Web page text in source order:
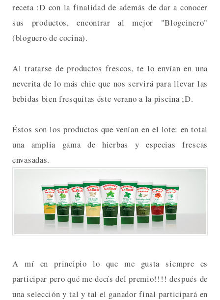
receta :D con la finalidad de además de dar a conocer
sus productos, encontrar al mejor "Blogcinero"
(bloguero de cocina).
Al tratarse de productos frescos, te lo envían en una
neverita de lo más chic que nos servirá para llevar las
bebidas bien fresquitas éste verano a la piscina ;D.
Éstos son los productos que venían en el lote: en total
una amplia gama de hierbas y especias frescas
envasadas.
A mí en principio lo que me gusta siempre es
participar pero qué me decís del premio!!!! después de
una selección y tal y tal el ganador final participará en